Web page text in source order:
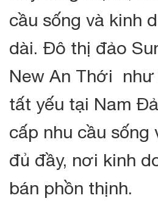
cầu sống và kinh
dài. Đô thị đảo
New An Thới
như
tất yếu tại Nam
cấp nhu cầu sống
đủ đầy, nơi kinh
bán phồn thịnh.